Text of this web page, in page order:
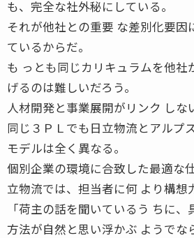
も、完全な社外秘にしている。
それが他社との重要 な差別化要因
ているからだ。
も っとも同じカリキュラムを他社
げるのは難しいだろう。
人材開発と事業展開がリンク しな
同じ３ＰＬでも日立物流とアルプ
モデルは全く異なる。
個別企業の環境に合致した最適な
立物流では、担当者に何 より構想
「荷主の話を聞いているう ちに
方法が自然と思い浮かぶ ようでな